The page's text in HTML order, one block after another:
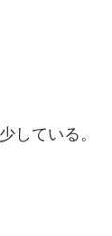
している。